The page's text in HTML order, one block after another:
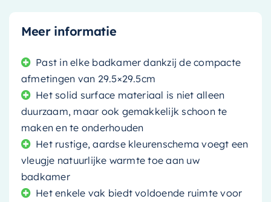
Meer informatie
Past in elke badkamer dankzij de compacte
afmetingen van 29.5×29.5cm
Het solid surface materiaal is niet alleen
duurzaam, maar ook gemakkelijk schoon te
maken en te onderhouden
Het rustige, aardse kleurenschema voegt een
vleugje natuurlijke warmte toe aan uw
badkamer
Het enkele vak biedt voldoende ruimte voor